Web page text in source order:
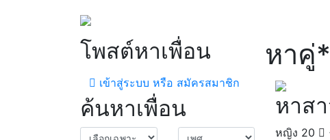
โพสต์หาเพื่อน
เข้าสู่ระบบ หรือ สมัครสมาชิก
ค้นหาเพื่อน
หาคู่*
หาส
หญิง 20